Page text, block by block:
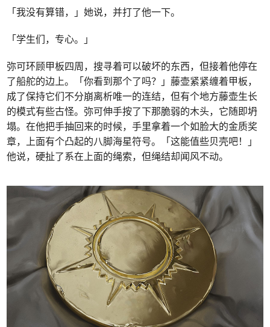
「我没有算错，」她说，并打了他一下。
「学生们，专心。」
弥可环顾甲板四周，搜寻着可以破坏的东西，但接着他停在
了船舵的边上。「你看到那个了吗？」藤壶紧紧缠着甲板，
成了保持它们不分崩离析唯一的连结，但有个地方藤壶生长
的模式有些古怪。弥可伸手按了下那脆弱的木头，它随即坍
塌。在他把手抽回来的时候，手里拿着一个如脸大的金质奖
章，上面有个凸起的八脚海星符号。「这能值些贝壳吧！」
他说，硬扯了系在上面的绳索，但绳结却闻风不动。